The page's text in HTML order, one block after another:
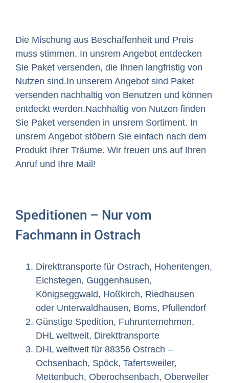
Die Mischung aus Beschaffenheit und Preis
muss stimmen. In unsrem Angebot entdecken
Sie Paket versenden, die Ihnen langfristig von
Nutzen sind.In unserem Angebot sind Paket
versenden nachhaltig von Benutzen und können
entdeckt werden.Nachhaltig von Nutzen finden
Sie Paket versenden in unsrem Sortiment. In
unsrem Angebot stöbern Sie einfach nach dem
Produkt Ihrer Träume. Wir freuen uns auf Ihren
Anruf und Ihre Mail!
Speditionen – Nur vom
Fachmann in Ostrach
Direkttransporte für Ostrach, Hohentengen,
Eichstegen, Guggenhausen,
Königseggwald, Hoßkirch, Riedhausen
oder Unterwaldhausen, Boms, Pfullendorf
Günstige Spedition, Fuhrunternehmen,
DHL weltweit, Direkttransporte
DHL weltweit für 88356 Ostrach –
Ochsenbach, Spöck, Tafertsweiler,
Mettenbuch, Oberochsenbach, Oberweiler